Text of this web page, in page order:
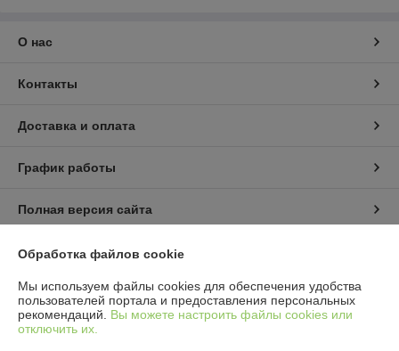
О нас
Контакты
Доставка и оплата
График работы
Полная версия сайта
Политика обработки cookies
Сайт создан на платформе Deal.by
Обработка файлов cookie
Мы используем файлы cookies для обеспечения удобства
пользователей портала и предоставления персональных
рекомендаций. Вы можете настроить файлы cookies или
отключить их.